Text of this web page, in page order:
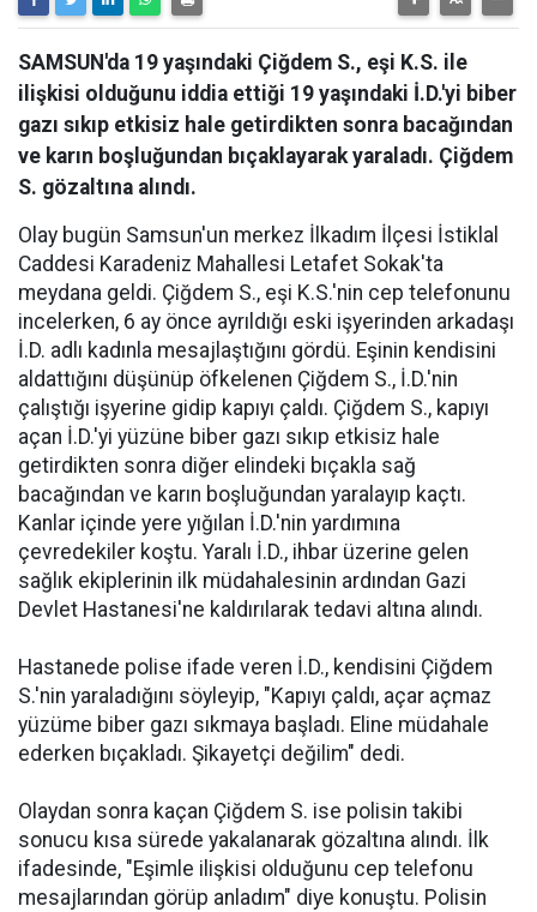
SAMSUN'da 19 yaşındaki Çiğdem S., eşi K.S. ile
ilişkisi olduğunu iddia ettiği 19 yaşındaki İ.D.'yi biber
gazı sıkıp etkisiz hale getirdikten sonra bacağından
ve karın boşluğundan bıçaklayarak yaraladı. Çiğdem
S. gözaltına alındı.
Olay bugün Samsun'un merkez İlkadım İlçesi İstiklal
Caddesi Karadeniz Mahallesi Letafet Sokak'ta
meydana geldi. Çiğdem S., eşi K.S.'nin cep telefonunu
incelerken, 6 ay önce ayrıldığı eski işyerinden arkadaşı
İ.D. adlı kadınla mesajlaştığını gördü. Eşinin kendisini
aldattığını düşünüp öfkelenen Çiğdem S., İ.D.'nin
çalıştığı işyerine gidip kapıyı çaldı. Çiğdem S., kapıyı
açan İ.D.'yi yüzüne biber gazı sıkıp etkisiz hale
getirdikten sonra diğer elindeki bıçakla sağ
bacağından ve karın boşluğundan yaralayıp kaçtı.
Kanlar içinde yere yığılan İ.D.'nin yardımına
çevredekiler koştu. Yaralı İ.D., ihbar üzerine gelen
sağlık ekiplerinin ilk müdahalesinin ardından Gazi
Devlet Hastanesi'ne kaldırılarak tedavi altına alındı.
Hastanede polise ifade veren İ.D., kendisini Çiğdem
S.'nin yaraladığını söyleyip, "Kapıyı çaldı, açar açmaz
yüzüme biber gazı sıkmaya başladı. Eline müdahale
ederken bıçakladı. Şikayetçi değilim" dedi.
Olaydan sonra kaçan Çiğdem S. ise polisin takibi
sonucu kısa sürede yakalanarak gözaltına alındı. İlk
ifadesinde, "Eşimle ilişkisi olduğunu cep telefonu
mesajlarından görüp anladım" diye konuştu. Polisin